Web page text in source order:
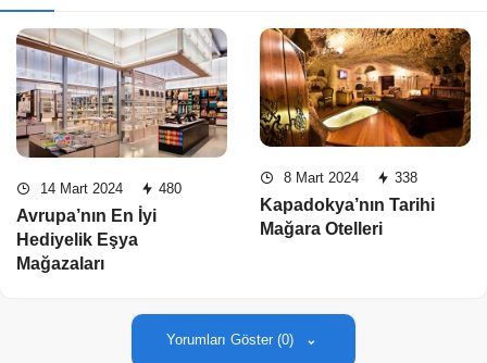
14 Mart 2024 480
Avrupa’nın En İyi
Hediyelik Eşya
Mağazaları
8 Mart 2024 338
Kapadokya’nın Tarihi
Mağara Otelleri
Yorumları Göster (0)